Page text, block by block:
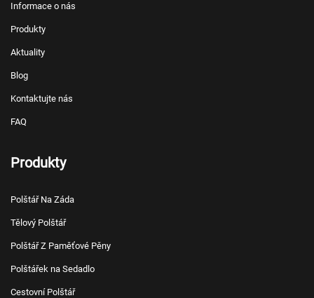
Informace o nás
Produkty
Aktuality
Blog
Kontaktujte nás
FAQ
Produkty
Polštář Na Záda
Tělový Polštář
Polštář Z Paměťové Pěny
Polštářek na Sedadlo
Cestovní Polštář